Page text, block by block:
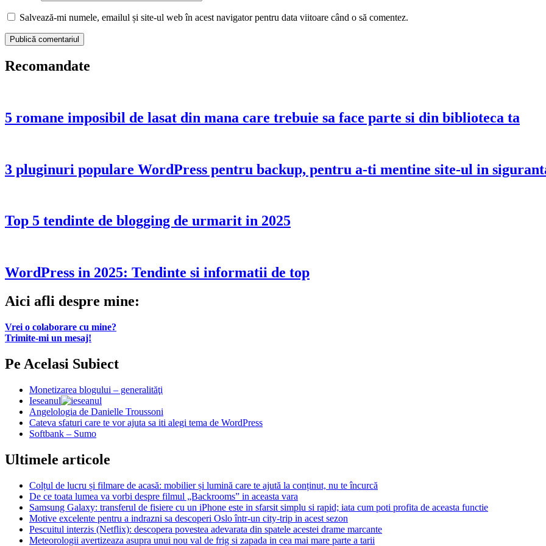
Salvează-mi numele, emailul și site-ul web în acest navigator pentru data viitoare când o să comentez.
Recomandate
5 romane imposibil de lasat din mana care trebuie sa face parte si din biblioteca ta
3 pluginuri populare WordPress pentru backup, pentru a-ti mentine site-ul in
Top 5 tendinte de blogging de urmarit in 2025
WordPress in 2025: Tendinte si informatii de top
Aici afli despre mine:
Vrei o colaborare cu mine?
Trimite-mi un mesaj!
Pe Acelasi Subiect
Monetizarea blogului – generalităţi
Ieseanul
Angelologia de Danielle Troussoni
Cateva sfaturi care te vor ajuta sa iti alegi tema de WordPress
Softbank – Sumo
Ultimele articole
Colțul de lucru și filmare de acasă: mobilier și lumină care te ajută la conținut, nu te încurcă
De ce toata lumea va vorbi despre filmul „Backrooms” in aceasta vara
Samsung Galaxy: transferul de fisiere cu un iPhone este in sfarsit simplu si rapid; iata cum poti profita de aceasta functie
Motive excelente pentru a indrazni sa descoperi Oslo într-un city-trip in acest sezon
Pescuitul interzis (Netflix): descopera povestea adevarata din spatele acestei drame marcante
Meteorologii avertizeaza asupra unui nou val de frig si zapada in cea mai mare parte a tarii